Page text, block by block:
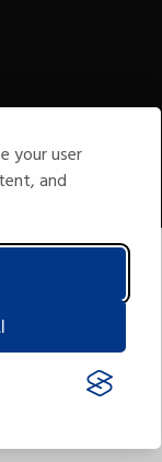
your user
and
Grupo Excelencias